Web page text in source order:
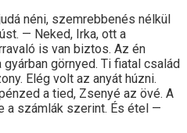
néni, szemrebbenés nélkül
— Neked, Irka, ott a
is van biztos. Az én
görnyed. Ti fiatal család
Elég volt az anyát húzni.
a tied, Zsenyé az övé. A
a számlák szerint. És étel —